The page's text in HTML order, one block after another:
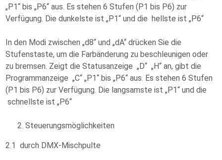
„P1“ bis „P6“ aus. Es stehen 6 Stufen (P1 bis P6) zur
Verfügung. Die dunkelste ist „P1“ und die hellste ist „P6“
In den Modi zwischen „d8“ und „dA“ drücken Sie die
Stufenstaste, um die Farbänderung zu beschleunigen oder
zu bremsen. Zeigt die Statusanzeige „D“ „H“ an, gibt die
Programmanzeige „C“ „P1“ bis „P6“ aus. Es stehen 6 Stufen
(P1 bis P6) zur Verfügung. Die langsamste ist „P1“ und die
schnellste ist „P6“
Steuerungsmöglichkeiten
2.1 durch DMX-Mischpulte